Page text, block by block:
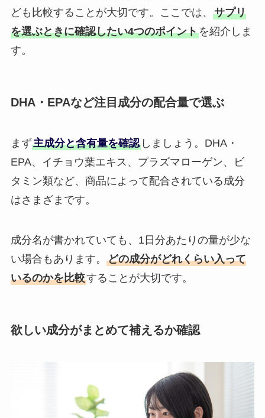
ども比較することが大切です。ここでは、 サプリ
を選ぶときに確認したい4つのポイントを紹介しま
す。
DHA・EPAなど注目成分の配合量で選ぶ
まず主成分と含有量を確認しましょう。DHA・
EPA、イチョウ葉エキス、プラズマローゲン、ビ
タミン類など、商品によって配合されている成分
はさまざまです。
成分名が書かれていても、1日分あたりの量が少な
い場合もあります。 どの成分がどれくらい入って
いるのかを比較することが大切です。
欲しい成分がまとめて補えるか確認